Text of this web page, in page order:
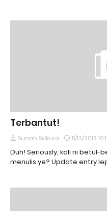
Terbantut!
Sunah Sakura 5/13/2013
Duh! Seriously, kali ni
menulis ye? Update entry